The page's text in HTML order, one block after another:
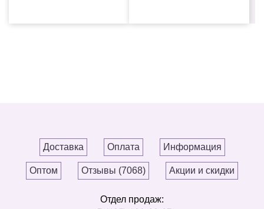
Доставка Оплата Информация
Оптом Отзывы (7068) Акции и скидки
Отдел продаж: